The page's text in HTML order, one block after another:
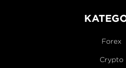
Forex
Crypto